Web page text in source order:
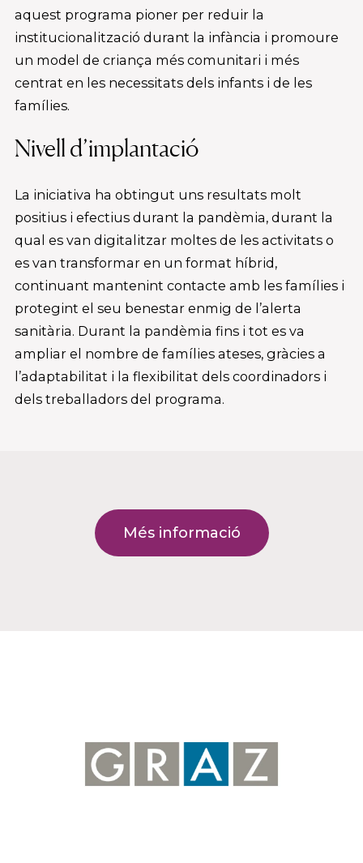
aquest programa pioner per reduir la
institucionalització durant la infància i promoure
un model de criança més comunitari i més
centrat en les necessitats dels infants i de les
famílies.
Nivell d’implantació
La iniciativa ha obtingut uns resultats molt
positius i efectius durant la pandèmia, durant la
qual es van digitalitzar moltes de les activitats o
es van transformar en un format híbrid,
continuant mantenint contacte amb les famílies i
protegint el seu benestar enmig de l’alerta
sanitària. Durant la pandèmia fins i tot es va
ampliar el nombre de famílies ateses, gràcies a
l’adaptabilitat i la flexibilitat dels coordinadors i
dels treballadors del programa.
Més informació